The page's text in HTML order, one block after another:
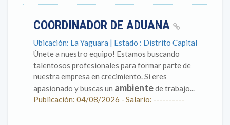
COORDINADOR DE ADUANA
Ubicación: La Yaguara | Estado : Distrito Capital
Únete a nuestro equipo! Estamos buscando
talentosos profesionales para formar parte de
nuestra empresa en crecimiento. Si eres
apasionado y buscas un ambientede trabajo...
Publicación: 04/08/2026 - Salario: ----------